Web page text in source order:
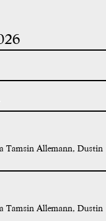
Tamsin Allemann, Dustin
Tamsin Allemann, Dustin